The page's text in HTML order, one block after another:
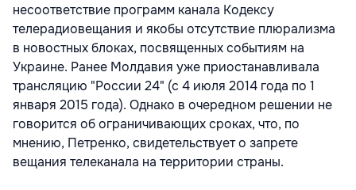
несоответствие программ канала Кодексу
телерадиовещания и якобы отсутствие плюрализма
в новостных блоках, посвященных событиям на
Украине. Ранее Молдавия уже приостанавливала
трансляцию "России 24" (с 4 июля 2014 года по 1
января 2015 года). Однако в очередном решении не
говорится об ограничивающих сроках, что, по
мнению, Петренко, свидетельствует о запрете
вещания телеканала на территории страны.